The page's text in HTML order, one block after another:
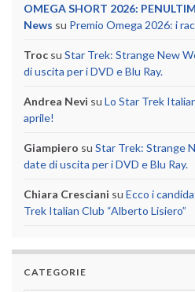
OMEGA SHORT 2026:
News su Premio Omega 2026: i
Troc su Star Trek: Strange New
di uscita per i DVD e Blu Ray.
Andrea Nevi su Lo Star Trek
aprile!
Giampiero su Star Trek: Strange
date di uscita per i DVD e Blu Ray.
Chiara Cresciani su Ecco i
Trek Italian Club “Alberto Lisiero”
CATEGORIE